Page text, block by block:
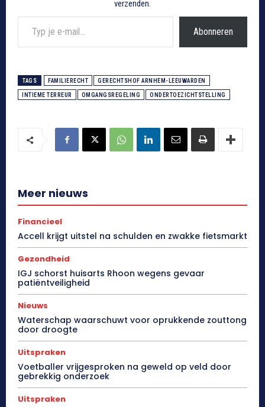
verzenden.
Typ je e-mail...
Abonneren
TAGS FAMILIERECHT GERECHTSHOF ARNHEM-LEEUWARDEN
INTIEME TERREUR OMGANGSREGELING ONDERTOEZICHTSTELLING
Meer nieuws
Financieel
Accell krijgt uitstel na schulden en zwakke fietsmarkt
Gezondheid
IGJ schorst huisarts Rhoon wegens gevaar
patiëntveiligheid
Nieuws
Waterschap waarschuwt voor oprukkende zouttong
door droogte
Uitspraken
Voetballer vrijgesproken na geweld op veld door
gebrekkig onderzoek
Uitspraken